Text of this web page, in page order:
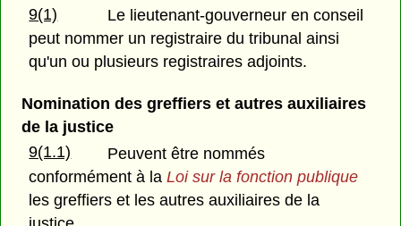
9(1)
Le lieutenant-gouverneur en conseil
peut nommer un registraire du tribunal ainsi
qu'un ou plusieurs registraires adjoints.
Nomination des greffiers et autres auxiliaires
de la justice
9(1.1)
Peuvent être nommés
conformément à laLoi sur la fonction publique
les greffiers et les autres auxiliaires de la